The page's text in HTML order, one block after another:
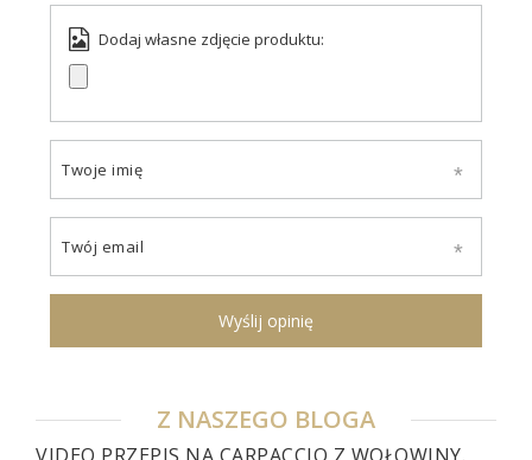
Dodaj własne zdjęcie produktu:
Twoje imię
Twój email
Wyślij opinię
Z NASZEGO BLOGA